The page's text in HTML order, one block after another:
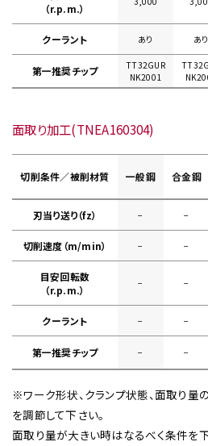
（r.p.m.）
クーラント あり あり
第一推奨チップ
TT32GUR
NK2001
面取り加工(TNEA160304)
切削条件／被削材質 一般鋼 合金鋼
刃当り送り（fz） − −
切削速度（m/min） − −
目安回転数
（r.p.m.）
− −
クーラント − −
第一推奨チップ − −
※ワーク形状、クランプ状態、面取り量
を調節して下さい。
面取り量が大きい時はなるべく条件を